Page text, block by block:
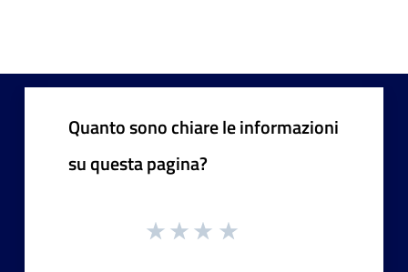
Quanto sono chiare le informazioni
su questa pagina?